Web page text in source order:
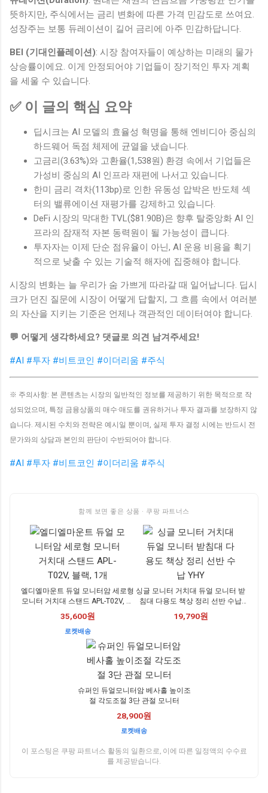
뜻하지만, 주식에서는 금리 변화에 따른 가격 민감도로 쓰여요.
성장주는 보통 듀레이션이 길어 금리에 아주 민감하답니다.
BEI (기대인플레이션): 시장 참여자들이 예상하는 미래의 물가
상승률이에요. 이게 안정되어야 기업들이 장기적인 투자 계획
을 세울 수 있습니다.
✅ 이 글의 핵심 요약
딥시크는 AI 모델의 효율성 혁명을 통해 엔비디아 중심의
하드웨어 독점 체제에 균열을 냈습니다.
고금리(3.63%)와 고환율(1,538원) 환경 속에서 기업들은
가성비 중심의 AI 인프라 재편에 나서고 있습니다.
한미 금리 격차(113bp)로 인한 유동성 압박은 반도체 섹
터의 밸류에이션 재평가를 강제하고 있습니다.
DeFi 시장의 막대한 TVL($81.90B)은 향후 탈중앙화 AI 인
프라의 잠재적 자본 동력원이 될 가능성이 큽니다.
투자자는 이제 단순 점유율이 아닌, AI 운용 비용을 획기
적으로 낮출 수 있는 기술적 해자에 집중해야 합니다.
시장의 변화는 늘 우리가 숨 가쁘게 따라갈 때 일어납니다. 딥시
크가 던진 질문에 시장이 어떻게 답할지, 그 흐름 속에서 여러분
의 자산을 지키는 기준은 언제나 객관적인 데이터여야 합니다.
💬 어떻게 생각하세요? 댓글로 의견 남겨주세요!
#AI #투자 #비트코인 #이더리움 #주식
※ 주의사항: 본 콘텐츠는 시장의 일반적인 정보를 제공하기 위한 목적으로 작
성되었으며, 특정 금융상품의 매수·매도를 권유하거나 투자 결과를 보장하지 않
습니다. 제시된 수치와 전략은 예시일 뿐이며, 실제 투자 결정 시에는 반드시 전
문가와의 상담과 본인의 판단이 수반되어야 합니다.
#AI #투자 #비트코인 #이더리움 #주식
함께 보면 좋은 상품 · 쿠팡 파트너스
엘디엘마운트 듀얼 모니터암 세로형
모니터 거치대 스탠드 APL-T02V, 블
랙, 1개
35,600원
로켓배송
싱글 모니터 거치대 듀얼 모니터 받
침대 다용도 책상 정리 선반 수납
19,790원
슈퍼인 듀얼모니터암 베사홀 높이조
절 각도조절 3단 관절 모니터
28,900원
로켓배송
이 포스팅은 쿠팡 파트너스 활동의 일환으로, 이에 따른 일정액의 수수료
를 제공받습니다.